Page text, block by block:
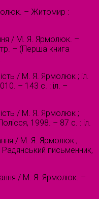
– Житомир :
/ М. Я. Ярмолюк. –
– (Перша книга
/ М. Я. Ярмолюк ; іл.
– 143 с. : іл. –
/ М. Я. Ярмолюк ;
1998. – 87 с. : іл.
/ М. Я. Ярмолюк ;
письменник,
/ М. Я. Ярмолюк. –